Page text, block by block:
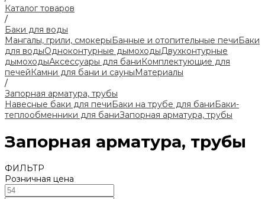
Каталог товаров
/
Баки для воды
Мангалы, грили, смокерыБанные и отопительные печиБаки
для водыОдноконтурные дымоходыДвухконтурные
дымоходыАксессуары для баниКомплектующие для
печейКамни для бани и сауныМатериалы
/
Запорная арматура, трубы
Навесные баки для печиБаки на трубе для баниБаки-
теплообменники для баниЗапорная арматура, трубы
Запорная арматура, трубы
ФИЛЬТР
Розничная цена